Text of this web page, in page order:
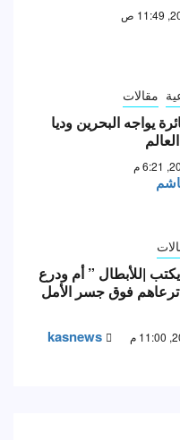
مقالات
يواجه البحرين وديا
|للأبطال ” أم ودرع
فوق جسر الأمل
kasnews